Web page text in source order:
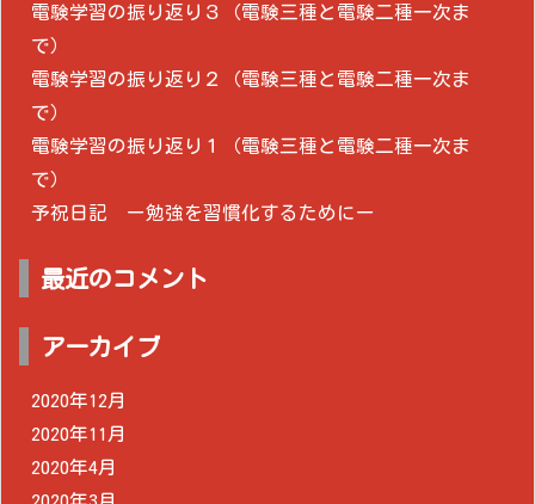
電験学習の振り返り３（電験三種と電験二種一次ま
で）
電験学習の振り返り２（電験三種と電験二種一次ま
で）
電験学習の振り返り１（電験三種と電験二種一次ま
で）
予祝日記 ー勉強を習慣化するためにー
最近のコメント
アーカイブ
2020年12月
2020年11月
2020年4月
2020年3月